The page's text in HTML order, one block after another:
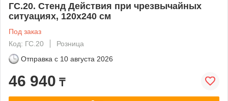
ГС.20. Стенд Действия при чрезвычайных
ситуациях, 120х240 см
Под заказ
Код: ГС.20
Розница
Отправка с 10 августа 2026
46 940 ₸